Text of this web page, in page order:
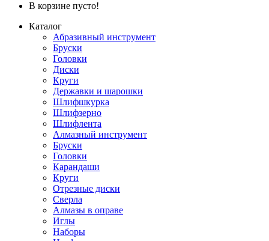
В корзине пусто!
Каталог
Абразивный инструмент
Бруски
Головки
Диски
Круги
Державки и шарошки
Шлифшкурка
Шлифзерно
Шлифлента
Алмазный инструмент
Бруски
Головки
Карандаши
Круги
Отрезные диски
Сверла
Алмазы в оправе
Иглы
Наборы